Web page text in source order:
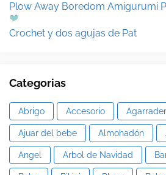
Plow Away Boredom Amigurumi
Crochet y dos agujas de Pat
Categorias
Abrigo Accesorio
Ajuar del bebe Almohadón
Angel Arbol de Navidad